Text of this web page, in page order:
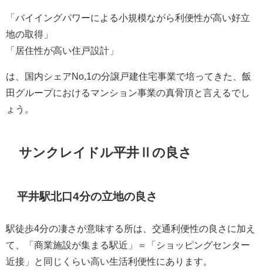
「バイイングパワーによる小規模ながら利便性が高い好立
地の取得」
「居住性が高い住戸設計」
は、国内シェアNo,1の分譲戸建住宅事業で培ってきた、飯
田グループにおけるマンション事業の真骨頂と言えるでし
ょう。
サンクレイドル平井Ⅱの良さ
平井駅北口4分の立地の良さ
駅徒歩4分の凄さが意味する所は、交通利便性の良さに加え
て、「商業施設が集まる駅近」＝「ショッピングセンター
近接」と同じくらい高い生活利便性にあります。